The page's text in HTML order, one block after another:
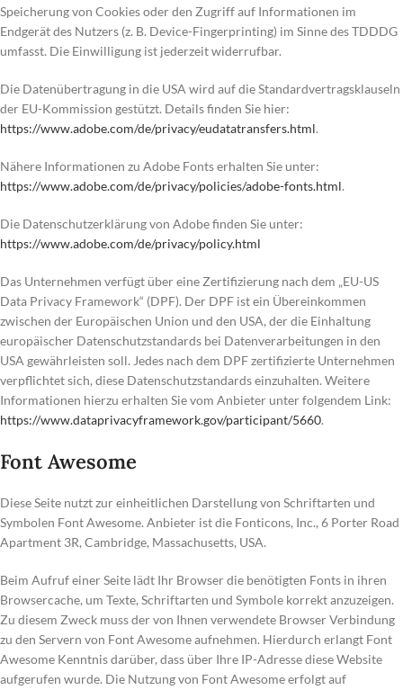
Speicherung von Cookies oder den Zugriff auf Informationen im
Endgerät des Nutzers (z. B. Device-Fingerprinting) im Sinne des TDDDG
umfasst. Die Einwilligung ist jederzeit widerrufbar.
Die Datenübertragung in die USA wird auf die Standardvertragsklauseln
der EU-Kommission gestützt. Details finden Sie hier:
https://www.adobe.com/de/privacy/eudatatransfers.html.
Nähere Informationen zu Adobe Fonts erhalten Sie unter:
https://www.adobe.com/de/privacy/policies/adobe-fonts.html.
Die Datenschutzerklärung von Adobe finden Sie unter:
https://www.adobe.com/de/privacy/policy.html
Das Unternehmen verfügt über eine Zertifizierung nach dem „EU-US
Data Privacy Framework“ (DPF). Der DPF ist ein Übereinkommen
zwischen der Europäischen Union und den USA, der die Einhaltung
europäischer Datenschutzstandards bei Datenverarbeitungen in den
USA gewährleisten soll. Jedes nach dem DPF zertifizierte Unternehmen
verpflichtet sich, diese Datenschutzstandards einzuhalten. Weitere
Informationen hierzu erhalten Sie vom Anbieter unter folgendem Link:
https://www.dataprivacyframework.gov/participant/5660.
Font Awesome
Diese Seite nutzt zur einheitlichen Darstellung von Schriftarten und
Symbolen Font Awesome. Anbieter ist die Fonticons, Inc., 6 Porter Road
Apartment 3R, Cambridge, Massachusetts, USA.
Beim Aufruf einer Seite lädt Ihr Browser die benötigten Fonts in ihren
Browsercache, um Texte, Schriftarten und Symbole korrekt anzuzeigen.
Zu diesem Zweck muss der von Ihnen verwendete Browser Verbindung
zu den Servern von Font Awesome aufnehmen. Hierdurch erlangt Font
Awesome Kenntnis darüber, dass über Ihre IP-Adresse diese Website
aufgerufen wurde. Die Nutzung von Font Awesome erfolgt auf